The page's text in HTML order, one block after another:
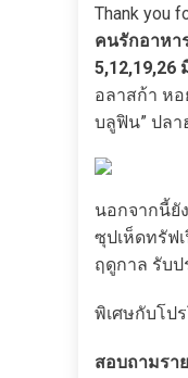
Thank you
คนรักอาหา
5,12,19,26
อลาสก้า ห
บลูฟิน” ปล
นอกจากนี้ยั
ซุปเห็ดทรัฟ
ฤดูกาล รับ
พิเศษกับโป
สอบถามรา